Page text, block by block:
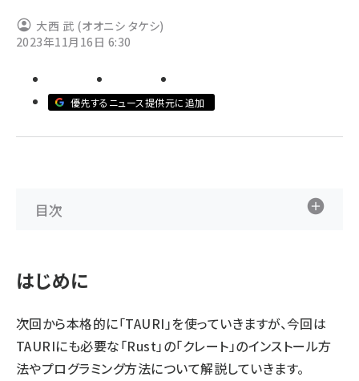
abc123 (1376)
ai crunch (1370)
大西 武 (オオニシ タケシ)
2023年11月16日 6:30
優先するニュース提供元に追加
目次
はじめに
次回から本格的に「TAURI」を使っていきますが、今回は
TAURIにも必要な「Rust」の「クレート」のインストール方
法やプログラミング方法について解説していきます。